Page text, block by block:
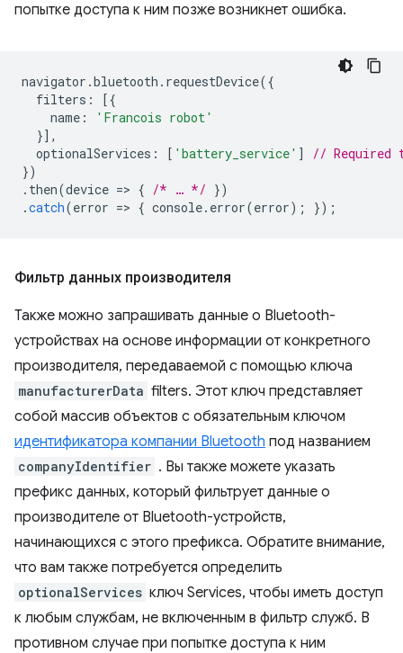
попытке доступа к ним позже возникнет ошибка.
navigator .bluetooth . requestDevice({
filters :
[{
name :
'Francois robot'
}],
optionalServices : [ 'battery_service' ]
// Required
})
. then(device => { /* … */ })
.catch(error => { console. error(error); });
Фильтр данных производителя
Также можно запрашивать данные о Bluetooth-
устройствах на основе информации от конкретного
производителя, передаваемой с помощью ключа
manufacturerData filters. Этот ключ представляет
собой массив объектов с обязательным ключом
идентификатора компании Bluetooth под названием
companyIdentifier . Вы также можете указать
префикс данных, который фильтрует данные о
производителе от Bluetooth-устройств,
начинающихся с этого префикса. Обратите внимание,
что вам также потребуется определить
optionalServices ключ Services, чтобы иметь доступ
к любым службам, не включенным в фильтр служб. В
противном случае при попытке доступа к ним